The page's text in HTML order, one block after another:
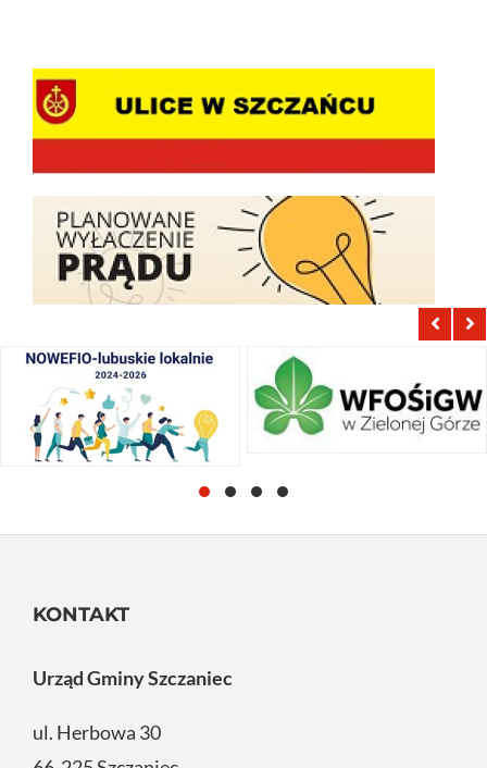
KONTAKT
Urząd Gminy Szczaniec
ul. Herbowa 30